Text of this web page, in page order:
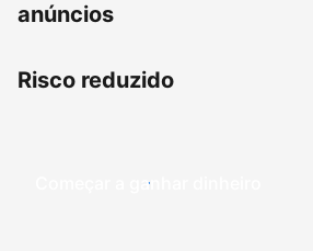
anúncios
Risco reduzido
Começar a ganhar dinheiro